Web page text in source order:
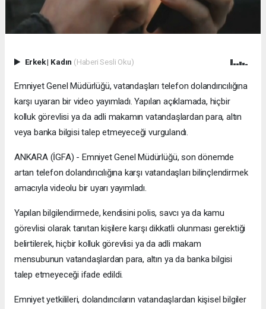
Erkek| Kadın (Haberi Sesli Oku)
Emniyet Genel Müdürlüğü, vatandaşları telefon dolandırıcılığına
karşı uyaran bir video yayımladı. Yapılan açıklamada, hiçbir
kolluk görevlisi ya da adli makamın vatandaşlardan para, altın
veya banka bilgisi talep etmeyeceği vurgulandı.
ANKARA (İGFA) - Emniyet Genel Müdürlüğü, son dönemde
artan telefon dolandırıcılığına karşı vatandaşları bilinçlendirmek
amacıyla videolu bir uyarı yayımladı.
Yapılan bilgilendirmede, kendisini polis, savcı ya da kamu
görevlisi olarak tanıtan kişilere karşı dikkatli olunması gerektiği
belirtilerek, hiçbir kolluk görevlisi ya da adli makam
mensubunun vatandaşlardan para, altın ya da banka bilgisi
talep etmeyeceği ifade edildi.
Emniyet yetkilileri, dolandırıcıların vatandaşlardan kişisel bilgiler